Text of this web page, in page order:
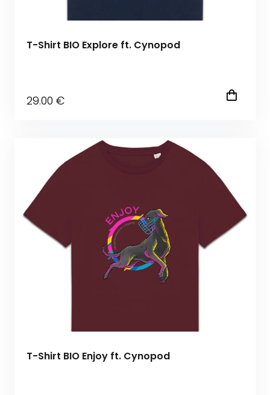
T-Shirt BIO Explore ft. Cynopod
29.00 €
T-Shirt BIO Enjoy ft. Cynopod